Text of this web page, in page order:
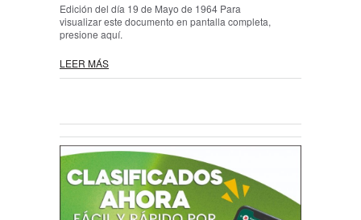
Edición del día 19 de Mayo de 1964 Para
visualizar este documento en pantalla completa,
presione aquí.
LEER MÁS